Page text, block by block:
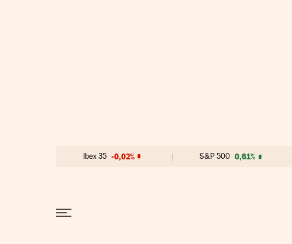
Ibex 35 -0,02% S&P 500 0,61%